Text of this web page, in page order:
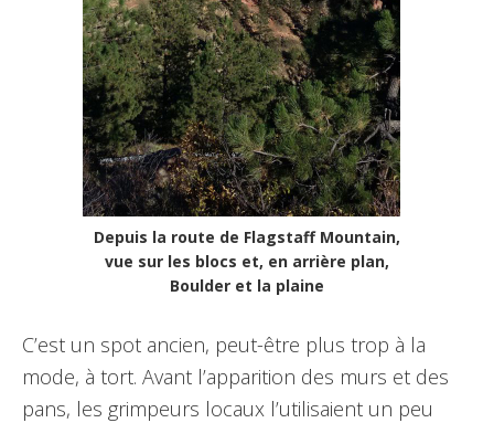
Depuis la route de Flagstaff Mountain,
vue sur les blocs et, en arrière plan,
Boulder et la plaine
C’est un spot ancien, peut-être plus trop à la
mode, à tort. Avant l’apparition des murs et des
pans, les grimpeurs locaux l’utilisaient un peu